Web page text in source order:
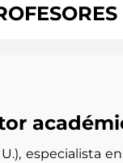
especialista